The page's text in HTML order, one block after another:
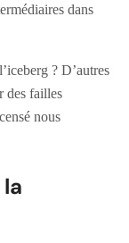
dans
? D’autres
des failles
nous